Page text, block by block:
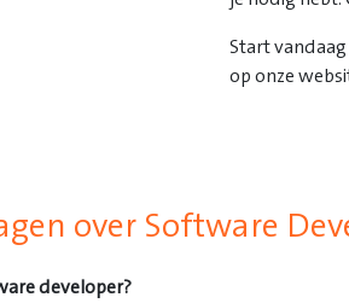
Start
op onze
over Software
developer?